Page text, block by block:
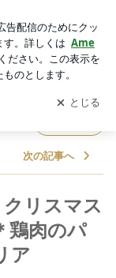
本ゆりオフィシャ
』」Powered b
け取りまし
開く
次の記事へ
クリスマス
鶏肉のパ
ア